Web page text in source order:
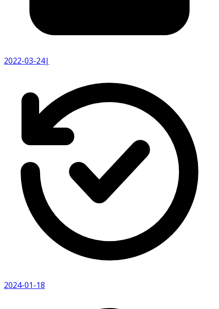
2022-03-24|
2024-01-18